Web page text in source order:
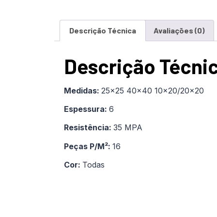
Descrição Técnica Avaliações (0)
Descrição
Medidas: 25×25 40×40 10×20/20×20
Espessura: 6
Resistência: 35 MPA
Peças P/M²: 16
Cor: Todas